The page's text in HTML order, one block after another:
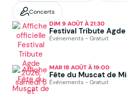
Concerts
DIM 9 AOÛT À 21:30
Festival Tribute
Événements - Gratuit
MAR 18 AOÛT À 19:00
Fête du Muscat de
Événements - Gratuit